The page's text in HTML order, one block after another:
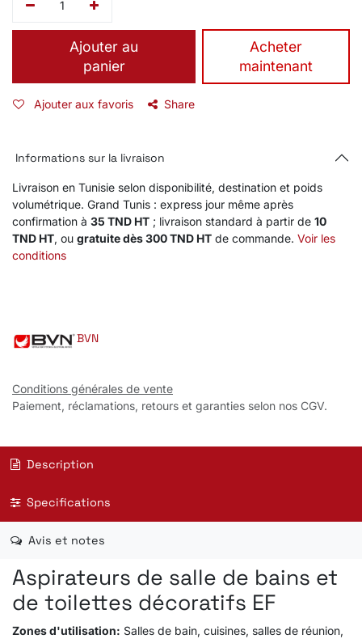
Ajouter au
panier
​Acheter
maintenant
Ajouter aux favoris Share
Informations sur la livraison
Livraison en Tunisie selon disponibilité, destination et poids
volumétrique. Grand Tunis : express jour même après
confirmation à 35 TND HT ; livraison standard à partir de 10
TND HT, ou gratuite dès 300 TND HT de commande. Voir les
conditions
BVN
Conditions générales de vente
Paiement, réclamations, retours et garanties selon nos CGV.
Description
Specifications
Avis et notes
Aspirateurs de salle de bains et
de toilettes décoratifs EF
Zones d'utilisation: Salles de bain, cuisines, salles de réunion,